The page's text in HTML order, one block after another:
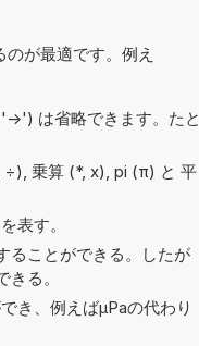
が最適です。例え
>') は省略できます。たと
÷), 乗算 (*, x), pi (π) と 平
表す。
ることができる。したが
る。
き、例えばµPaの代わり